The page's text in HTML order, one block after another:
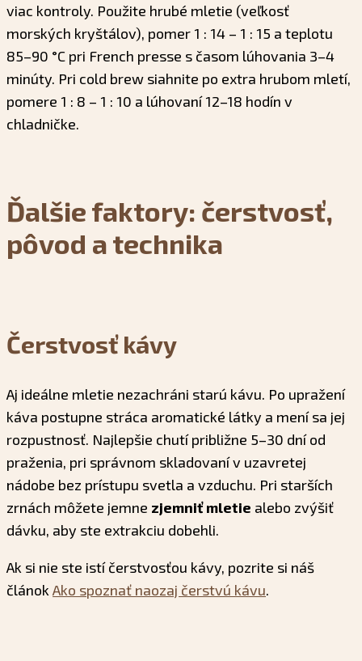
viac kontroly. Použite hrubé mletie (veľkosť
morských kryštálov), pomer 1 : 14 – 1 : 15 a teplotu
85–90 °C pri French presse s časom lúhovania 3–4
minúty. Pri cold brew siahnite po extra hrubom mletí,
pomere 1 : 8 – 1 : 10 a lúhovaní 12–18 hodín v
chladničke.
Ďalšie faktory: čerstvosť,
pôvod a technika
Čerstvosť kávy
Aj ideálne mletie nezachráni starú kávu. Po upražení
káva postupne stráca aromatické látky a mení sa jej
rozpustnosť. Najlepšie chutí približne 5–30 dní od
praženia, pri správnom skladovaní v uzavretej
nádobe bez prístupu svetla a vzduchu. Pri starších
zrnách môžete jemne zjemniť mletie alebo zvýšiť
dávku, aby ste extrakciu dobehli.
Ak si nie ste istí čerstvosťou kávy, pozrite si náš
článok Ako spoznať naozaj čerstvú kávu.